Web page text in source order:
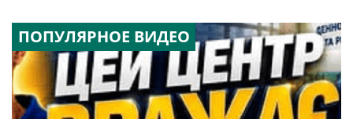
ПОПУЛЯРНОЕ ВИДЕО